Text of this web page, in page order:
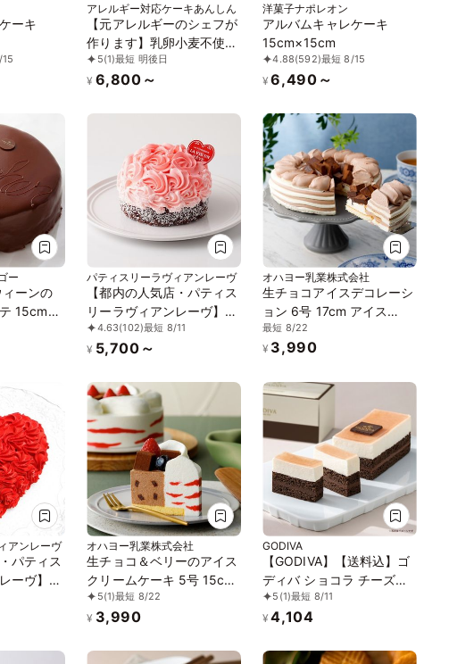
ーキ
アレルギー対応ケーキあんしん
【元アレルギーのシェフが
作ります】乳卵小麦不使用
／アレルギー対応ケーキ／
チョコレートケーキ4号
5(1)最短 明後日
¥ 6,800～
洋菓子ナポレオン
アルバムキャレケーキ
15cm×15cm
4.88(592)最短 8/15
¥ 6,490～
ー
ーンの
15cm
パティスリーラヴィアンレーヴ
【都内の人気店・パティス
リーラヴィアンレーヴ】ロ
ーズブーケケーキ 4号
4.63(102)最短 8/11
¥ 5,700～
オハヨー乳業株式会社
生チョコアイスデコレーシ
ョン 6号 17cm アイス
2026
最短 8/22
¥ 3,990
アンレーヴ
パティス
ーヴ】ハ
ズブーケ
オハヨー乳業株式会社
生チョコ＆ベリーのアイス
クリームケーキ 5号 15cm
アイス 2026
5(1)最短 8/22
¥ 3,990
GODIVA
【GODIVA】【送料込】ゴ
ディバ ショコラ チーズケ
ーキ お中元2026
5 (1)最短 8/11
¥ 4,104